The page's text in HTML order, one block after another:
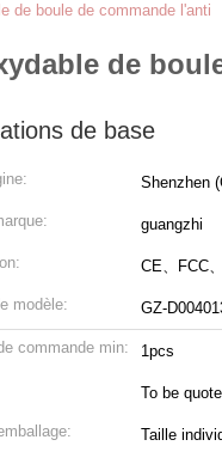
de boule de commande l'anti
de
de base
Shenzhen
guangzhi
CE、FCC
modèle: GZ-
commande min: 1pcs
To be
Taille